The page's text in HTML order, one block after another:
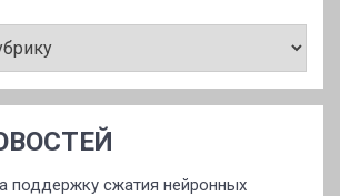
поддержку сжатия нейронных